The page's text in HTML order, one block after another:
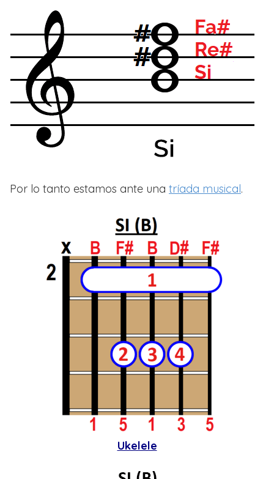
Por lo tanto estamos ante una tríada musical.
Ukelele